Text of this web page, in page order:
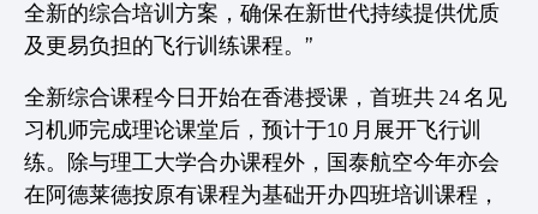
全新的综合培训方案，确保在新世代持续提供优质
及更易负担的飞行训练课程。”
全新综合课程今日开始在香港授课，首班共 24 名见
习机师完成理论课堂后，预计于10 月展开飞行训
练。除与理工大学合办课程外，国泰航空今年亦会
在阿德莱德按原有课程为基础开办四班培训课程，